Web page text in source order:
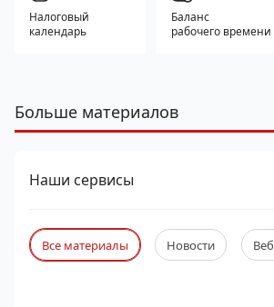
Налоговый
календарь
Баланс
рабочего времени
Больше материалов
Наши сервисы
Все материалы Новости